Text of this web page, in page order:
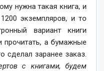
нужна такая книга, и
экземпляров, и то
вариант книги
прочитать, а бумажные
сделал заранее заказ.
с книгами, будем